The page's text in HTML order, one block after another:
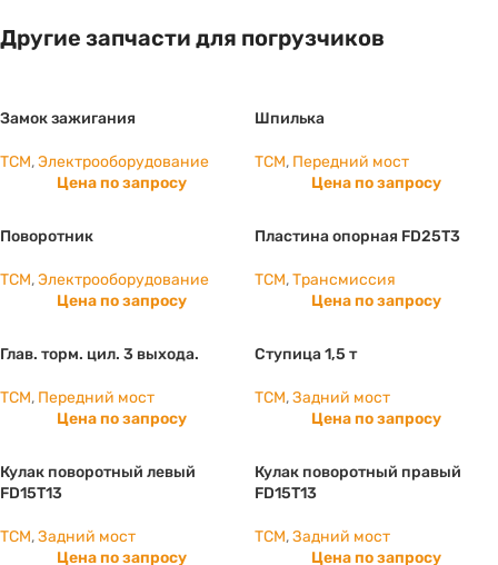
Другие запчасти для погрузчиков
Замок зажигания
TCM,Электрооборудование
Цена по запросу
Шпилька
TCM, Передний мост
Цена по запросу
Поворотник
TCM,Электрооборудование
Цена по запросу
Пластина опорная FD25T3
TCM,Трансмиссия
Цена по запросу
Глав. торм. цил. 3 выхода.
TCM, Передний мост
Цена по запросу
Ступица 1,5 т
TCM,Задний мост
Цена по запросу
Кулак поворотный левый
FD15T13
TCM,Задний мост
Цена по запросу
Кулак поворотный правый
FD15T13
TCM,Задний мост
Цена по запросу